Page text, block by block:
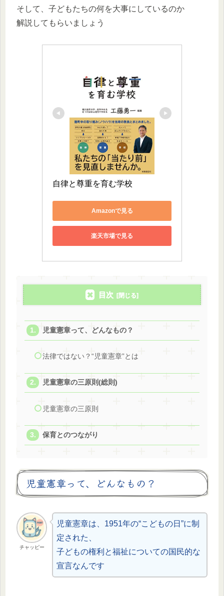
そして、子どもたちの何を大事にしているのか
解説してもらいましょう
自律と尊重を育む学校
Amazonで見る
楽天市場で見る
目次
児童憲章って、どんなもの？
法律ではない？“児童憲章”とは
児童憲章の三原則(総則)
児童憲章の三原則
保育とのつながり
児童憲章って、どんなもの？
チャッピー
児童憲章は、1951年の“こどもの日”に制
定された、
子どもの権利と福祉についての国民的な
宣言なんです